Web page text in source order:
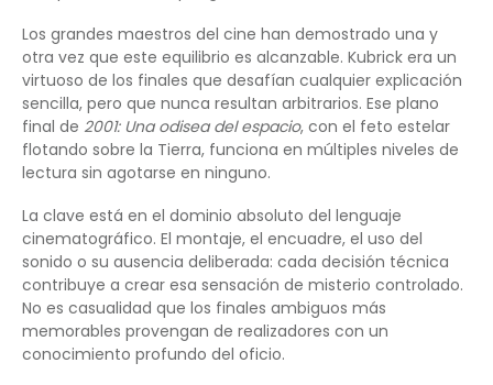
Los grandes maestros del cine han demostrado una y
otra vez que este equilibrio es alcanzable. Kubrick era un
virtuoso de los finales que desafían cualquier explicación
sencilla, pero que nunca resultan arbitrarios. Ese plano
final de 2001: Una odisea del espacio, con el feto estelar
flotando sobre la Tierra, funciona en múltiples niveles de
lectura sin agotarse en ninguno.
La clave está en el dominio absoluto del lenguaje
cinematográfico. El montaje, el encuadre, el uso del
sonido o su ausencia deliberada: cada decisión técnica
contribuye a crear esa sensación de misterio controlado.
No es casualidad que los finales ambiguos más
memorables provengan de realizadores con un
conocimiento profundo del oficio.